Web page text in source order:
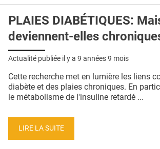
PLAIES DIABÉTIQUES:
deviennent-elles
Actualité publiée il y a 9 années 9 mois
Cette recherche met en lumière les liens
diabète et des plaies chroniques. En
le métabolisme de l'insuline retardé ...
LIRE LA SUITE